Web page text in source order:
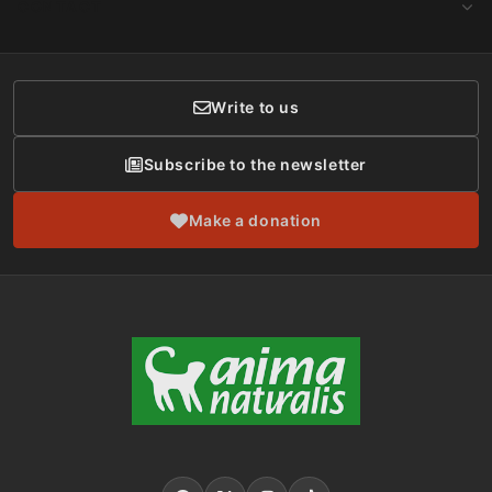
Donor Care
Write to us
Subscribe to the newsletter
Make a donation